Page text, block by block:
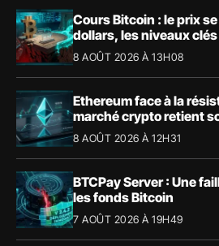
Cours Bitcoin : le prix
dollars, les niveaux
8 AOÛT 2026 À 13H08
Ethereum face à la
marché crypto retient
8 AOÛT 2026 À 12H31
BTCPay Server : Une
les fonds Bitcoin
7 AOÛT 2026 À 19H49